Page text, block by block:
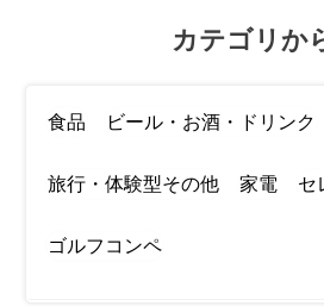
カテゴリか
食品 ビール・お酒・ドリンク
旅行・体験型その他 家電 セ
ゴルフコンペ